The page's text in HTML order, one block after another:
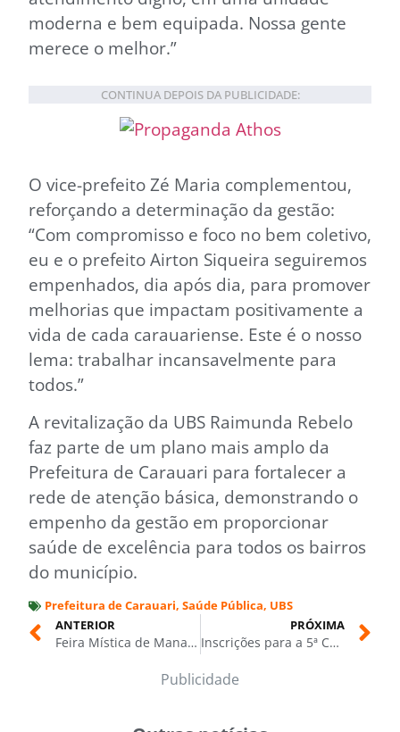
moderna e bem equipada. Nossa gente
merece o melhor.”
CONTINUA DEPOIS DA PUBLICIDADE:
O vice-prefeito Zé Maria complementou,
reforçando a determinação da gestão:
“Com compromisso e foco no bem coletivo,
eu e o prefeito Airton Siqueira seguiremos
empenhados, dia após dia, para promover
melhorias que impactam positivamente a
vida de cada carauariense. Este é o nosso
lema: trabalhar incansavelmente para
todos.”
A revitalização da UBS Raimunda Rebelo
faz parte de um plano mais amplo da
Prefeitura de Carauari para fortalecer a
rede de atenção básica, demonstrando o
empenho da gestão em proporcionar
saúde de excelência para todos os bairros
do município.
Prefeitura de Carauari, Saúde Pública, UBS
ANTERIOR
Feira Mística de Manaus celebra sua 6ª edição e se consagra como referência nacional em cultura esotérica e diversidade espiritual
PRÓXIMA
Inscrições para a 5ª Copa Tatames Fight Shop de Jiu-Jítsu ganham prazo maior e vão até quarta-feira (29/10)
Publicidade